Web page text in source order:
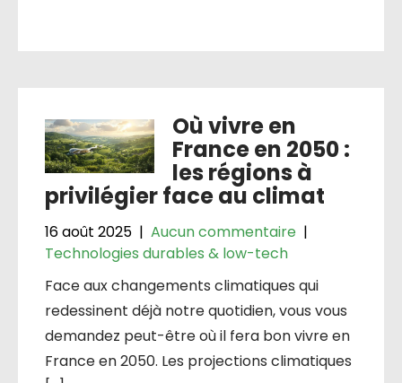
Où vivre en
France en 2050 :
les régions à
privilégier face au climat
16 août 2025 | Aucun commentaire |
Technologies durables & low-tech
Face aux changements climatiques qui
redessinent déjà notre quotidien, vous vous
demandez peut-être où il fera bon vivre en
France en 2050. Les projections climatiques